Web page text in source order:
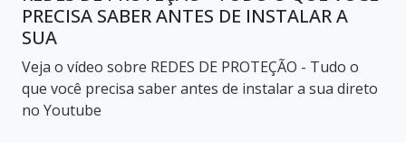
PRECISA SABER ANTES DE INSTALAR A
SUA
Veja o vídeo sobre REDES DE PROTEÇÃO - Tudo o
que você precisa saber antes de instalar a sua direto
no Youtube